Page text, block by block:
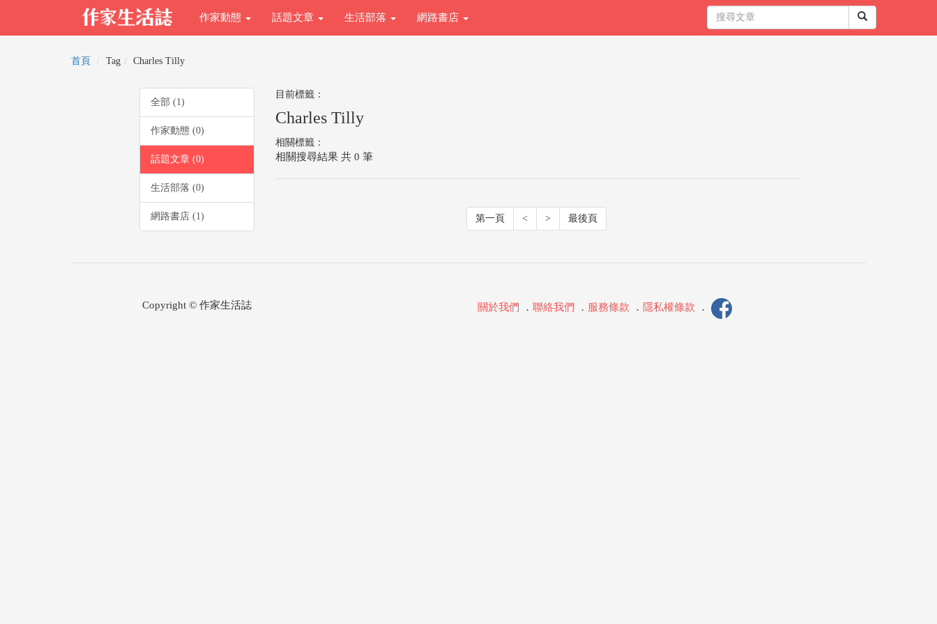
作家動態 話題文章 生活部落 網路書店
首頁 Tag Charles Tilly
全部 (1)
作家動態 (0)
話題文章 (0)
生活部落 (0)
網路書店 (1)
目前標籤：
Charles Tilly
相關標籤：
相關搜尋結果 共 0 筆
第一頁 < > 最後頁
Copyright © 作家生活誌 關於我們 ． 聯絡我們 ． 服務條款 ． 隱私權條款 ．